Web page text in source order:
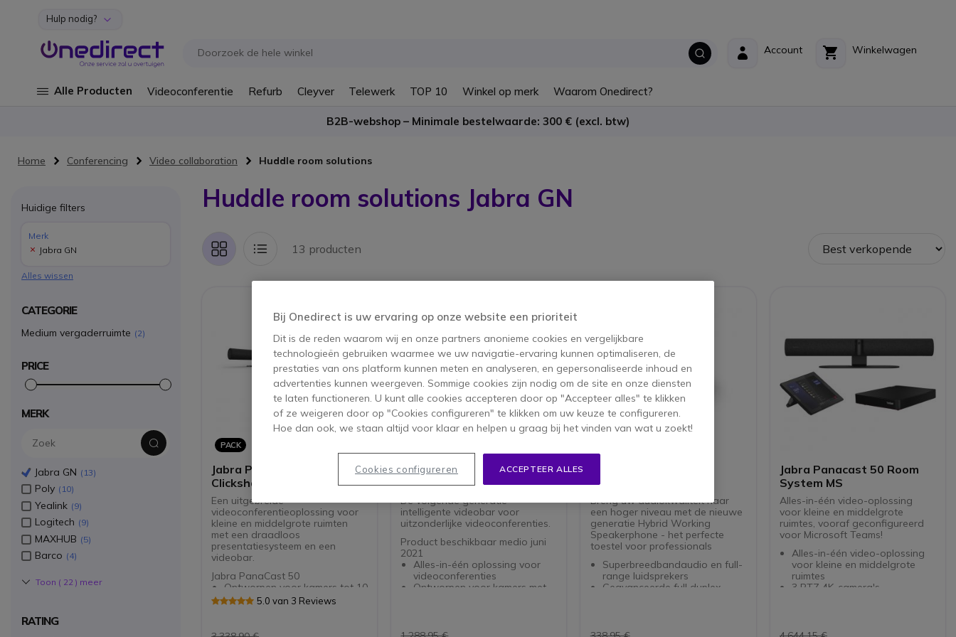
Ga naar de inhoud
Hulp nodig?
Winkelwagen
Account
Alle Producten Videoconferentie Refurb Cleyver Telewerk TOP 10 Winkel op merk Waarom Onedirect?
B2B-webshop – Minimale bestelwaarde: 300 € (excl. btw)
Home Conferencing Video collaboration Huddle room solutions
Huddle room solutions Jabra GN
Foto- Lijst 13 producten
PACK
Jabra Panacast 50 + Barco
Clickshare CX-20
Een uitgebreide
videoconferentieoplossing voor
kleine en middelgrote ruimten
met een draadloos
presentatiesysteem en een
videobar.
Jabra PanaCast 50
Ontworpen voor kamers tot 10
personen
Wijd 180º gezichtsveld
5.0 van 3 Reviews
Jabra PanaCast 50 - Grijs
De volgende generatie
intelligente videobar voor
uitzonderlijke videoconferenties.
Product beschikbaar medio juni
2021
Alles-in-één oplossing voor
videoconferenties
Ontworpen voor kamers met
Breed 180º gezichtsveld
Breng uw audiokwaliteit naar
een hoger niveau met de nieuwe
generatie Hybrid Working
Speakerphone - het perfecte
toestel voor professionals
Superbreedbandaudio en full-
range luidsprekers
Geavanceerde full duplex-
microfoons
Jabra Panacast 50 Room
System MS
Alles-in-één video-oplossing
voor kleine en middelgrote
ruimtes, vooraf geconfigureerd
voor Microsoft Teams!
Alles-in-één video-oplossing
voor kleine en middelgrote
ruimtes
3 PTZ 4K-camera's
Ondersteuning voor
Huidige filters
Merk
Jabra GN
Alles wissen
CATEGORIE
Medium vergaderruimte 2
PRICE
MERK
Jabra GN 13
Poly 10
Yealink 9
Logitech 9
MAXHUB 5
Barco 4
Toon ( 22 ) meer
RATING
Bij Onedirect is uw ervaring op onze website een prioriteit
Dit is de reden waarom wij en onze partners anonieme cookies en vergelijkbare
technologieën gebruiken waarmee we uw navigatie-ervaring kunnen optimaliseren, de
prestaties van ons platform kunnen meten en analyseren, en gepersonaliseerde inhoud en
advertenties kunnen weergeven. Sommige cookies zijn nodig om de site en onze diensten
te laten functioneren. U kunt alle cookies accepteren door op "Accepteer alles" te klikken
of ze weigeren door op "Cookies configureren" te klikken om uw keuze te configureren.
Hoe dan ook, we staan altijd voor klaar en helpen u graag bij het vinden van wat u zoekt!
ACCEPTEER ALLES
Cookies configureren